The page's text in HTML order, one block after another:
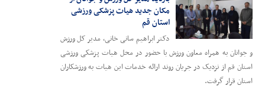
مکان جدید هیات پزشکی ورزشی
استان قم
دکتر ابراهیم سانی خانی، مدیر کل ورزش
و جوانان به همراه معاون ورزش با حضور در محل هیات پزشکی ورزشی
استان قم از نزدیک در جریان روند ارائه خدمات این هیات به ورزشکاران
استان قرار گرفت.